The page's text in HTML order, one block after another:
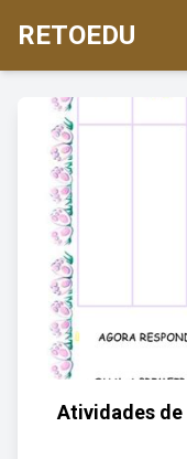
RETOEDU
Atividades de